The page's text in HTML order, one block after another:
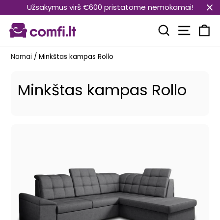
prie
turinio
Užsakymus virš €600 pristatome nemokamai!
Paieška
Namai / Minkštas kampas Rollo
Minkštas kampas Rollo